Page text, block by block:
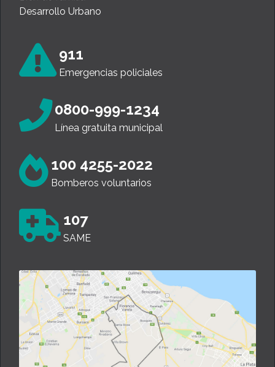
Desarrollo Urbano
911
Emergencias policiales
0800-999-1234
Línea gratuita municipal
100 4255-2022
Bomberos voluntarios
107
SAME